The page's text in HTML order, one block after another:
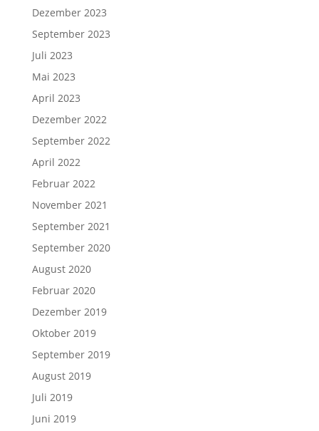
Dezember 2023
September 2023
Juli 2023
Mai 2023
April 2023
Dezember 2022
September 2022
April 2022
Februar 2022
November 2021
September 2021
September 2020
August 2020
Februar 2020
Dezember 2019
Oktober 2019
September 2019
August 2019
Juli 2019
Juni 2019